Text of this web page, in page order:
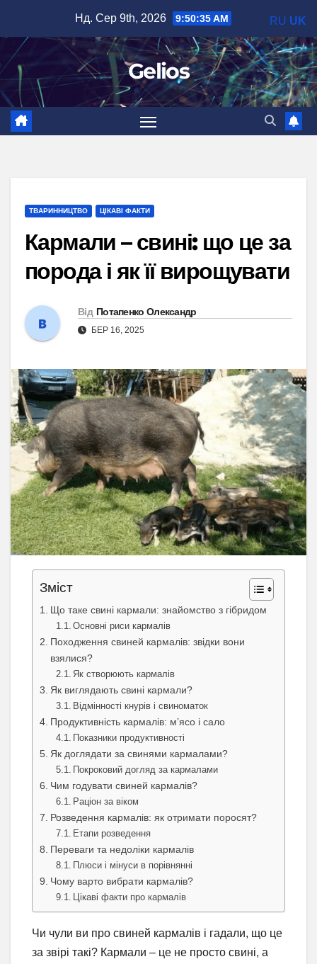
вмісту
Нд. Сер 9th, 2026 9:50:36 AM
Gelios
ТВАРИННИЦТВО ЦІКАВІ ФАКТИ
Кармали – свині: що це за
порода і як її вирощувати
Від Потапенко Олександр
БЕР 16, 2025
Зміст
Що таке свині кармали: знайомство з гібридом
Основні риси кармалів
Походження свиней кармалів: звідки вони
взялися?
Як створюють кармалів
Як виглядають свині кармали?
Відмінності кнурів і свиноматок
Продуктивність кармалів: м’ясо і сало
Показники продуктивності
Як доглядати за свинями кармалами?
Покроковий догляд за кармалами
Чим годувати свиней кармалів?
Раціон за віком
Розведення кармалів: як отримати поросят?
Етапи розведення
Переваги та недоліки кармалів
Плюси і мінуси в порівнянні
Чому варто вибрати кармалів?
Цікаві факти про кармалів
Чи чули ви про свиней кармалів і гадали, що це
за звірі такі? Кармали – це не просто свині, а
RU UK